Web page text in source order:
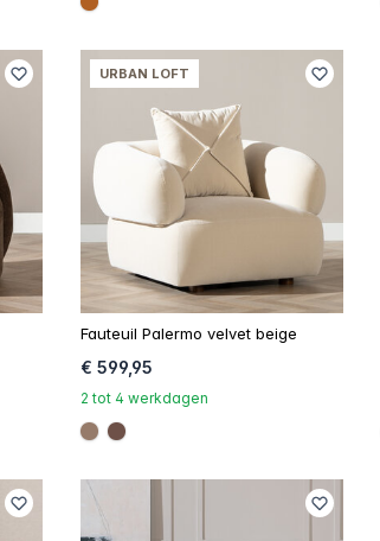
#b06023
URBAN LOFT
Fauteuil Palermo velvet beige
€ 599,95
2 tot 4 werkdagen
#967b6a
#6e5148